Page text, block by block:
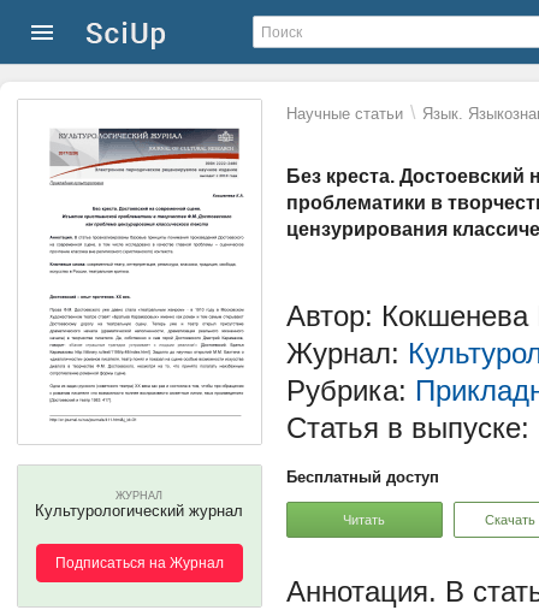
Научные статьи \ Язык.
Без креста.
проблематики в
цензурирования
ЖУРНАЛ
Культурологический журнал
Подписаться на Журнал
Автор: Кокшенева
Журнал:
Рубрика:
Статья в выпуске:
Бесплатный доступ
Читать Скачать
В